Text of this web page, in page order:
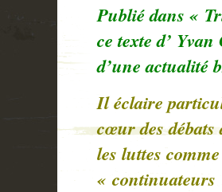
Publié dans «
ce texte d’
d’une actualité
Il éclaire
cœur des
les luttes
« continuateurs